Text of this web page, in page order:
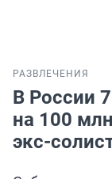
РАЗВЛЕЧЕНИЯ
В России
на 100
экс-